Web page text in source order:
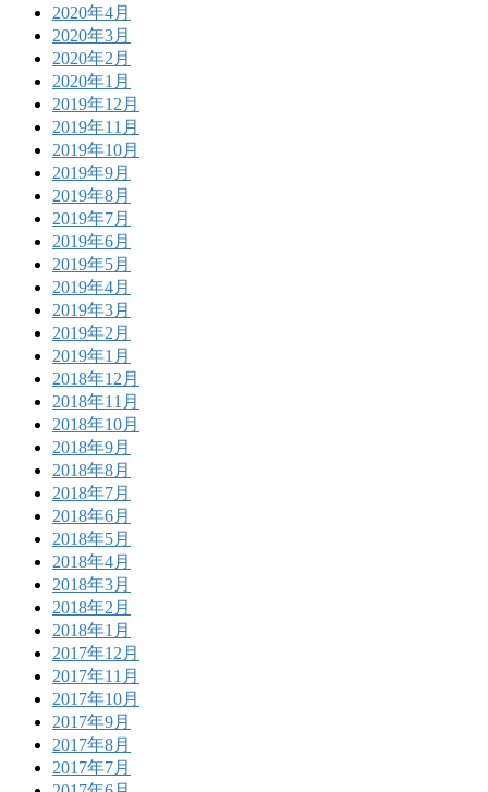
2020年4月
2020年3月
2020年2月
2020年1月
2019年12月
2019年11月
2019年10月
2019年9月
2019年8月
2019年7月
2019年6月
2019年5月
2019年4月
2019年3月
2019年2月
2019年1月
2018年12月
2018年11月
2018年10月
2018年9月
2018年8月
2018年7月
2018年6月
2018年5月
2018年4月
2018年3月
2018年2月
2018年1月
2017年12月
2017年11月
2017年10月
2017年9月
2017年8月
2017年7月